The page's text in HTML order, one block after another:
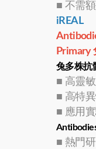
■ 不需
iREAL
Primary
兔多株抗
■ 高靈
■ 高特
■ 應用
■ 熱門